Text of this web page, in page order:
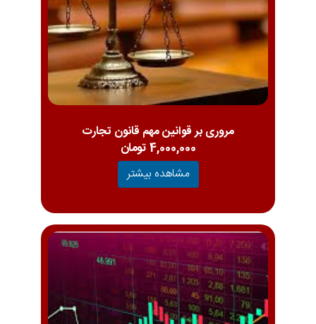
مروری بر قوانین مهم قانون تجارت
4,000,000 تومان
مشاهده بیشتر